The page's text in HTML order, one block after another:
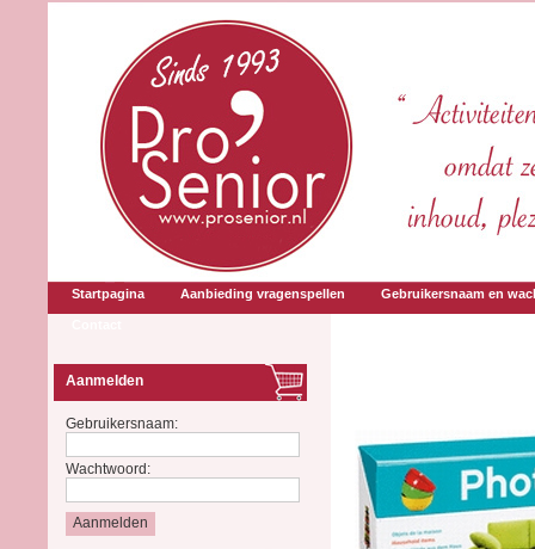
Startpagina Aanbieding vragenspellen Gebruikersnaam en
Aanmelden
Gebruikersnaam:
Wachtwoord: